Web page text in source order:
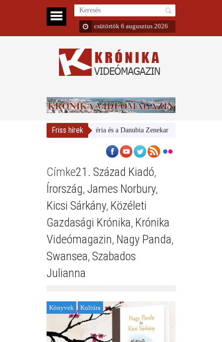
csütörtök 6 augusztus 2026
Friss hírek
Magyar Nemzeti Galéria és a Danubia Zenekar
Címke21. Század Kiadó,
Írország, James Norbury,
Kicsi Sárkány, Közéleti
Gazdasági Krónika, Krónika
Videómagazin, Nagy Panda,
Swansea, Szabados
Julianna
Könyvek Kultúra